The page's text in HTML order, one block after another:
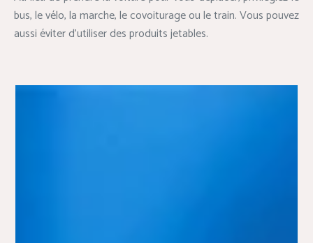
bus, le vélo, la marche, le covoiturage ou le train. Vous pouvez
aussi éviter d’utiliser des produits jetables.